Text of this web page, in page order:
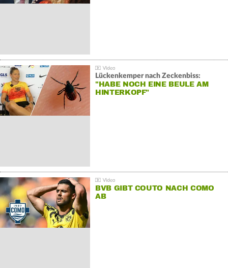
Lückenkemper nach Zeckenbiss:
"HABE NOCH EINE BEULE AM
HINTERKOPF"
BVB GIBT COUTO NACH COMO
AB